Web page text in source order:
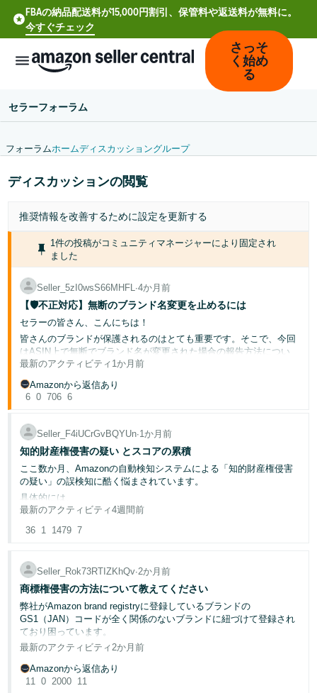
FBAの納品配送料が15,000円割引、保管料や返送料が無料に。
今すぐチェック
日
本
語
文
CN
Deutsch
- DE
Español
- ES
Français
- FR
Italiano
한
국
어
-
KR
本
語
-
JP
English
- JP
グ
さ
っ
そ
く
め
る
さっそ
く始め
る
セラーフォーラム
フォーラムホームディスカッショングループ
ディスカッションの閲覧
推奨情報を改善するために設定を更新する
1件の投稿がコミュニティマネージャーにより固定され
ました
Seller_5zI0wsS66MHFL ∙4か月前
【🛡️不正対応】無断のブランド名変更を止めるには
セラーの皆さん、こんにちは！
皆さんのブランドが保護されるのはとても重要です。そこで、今回
はASIN上で無断でブランド名が変更された場合の報告方法につい
て、シンプルなガイドをご紹介します。
✅このプロセスを利用できる条件
を変更した場合、以下の3つのステップで申し立てを提出してくだ
さい。
商品詳細ページの「 違反を報告」をクリック
「商品詳細ページが別の商品を表すように変更された」を選
ASINを作成した時期や元のブランド名など、役立つ詳細情
報を含める
🚨【重要】このプロセスでは対応できないもの
し立てを行いブランドを復元する必要があります。
ノーブランド品からブランド品への変更
らブランド品への変更はできません。（詳細は
ンド名ポリシーをご確認ください）セラーさまは新しい
ASINを作成する必要があります。
別ブランドへの移行
ASINのブランドを、後から別のブランド名に変更すること
認ください）セラーさまは新しいASINを作成する必要があ
ります。
最新のアクティビティ 1か月前
Amazonから返信あり
6 0 706 6
Seller_F4iUCrGvBQYUn∙1か月前
知的財産権侵害の疑い とスコアの累積
ここ数か月、Amazonの自動検知システムによる「知的財産権侵害
の疑い」の誤検知に酷く悩まされています。
具体的には、
1. メーカー純正の商品であるにもかかわらず、構成パーツの有名ブ
ランド名を仕様欄に記載・画像掲載
「保護対象ブランド名」と混同し、ブランド侵害だと誤認される。
4.
いずれのケースも、メーカー公式のスペック表や過去の解決実績を
提出することで、すべてAmazonさん側も「誤検知（無実）」を認
め、即日〜数時間で【出品回復】および【スコアが200点満点へ復
旧】しています。
最新のアクティビティ4週間前
36 1 1479 7
Seller_Rok73RTIZKhQv∙2か月前
商標権侵害の方法について教えてください
弊社がAmazon brand registryに登録しているブランドの
GS1（JAN）コードが全く関係のないブランドに紐づけて登録され
ており困っています。
明らかな商標権侵害ですし、商品登録の際に5461エラー等でチェッ
同様のケースが起きていたので・・・）、どうやらAmazonでは数
年前まで商品登録時のJANのチェックは行っておらず、第三者が好
最新のアクティビティ2か月前
Amazonから返信あり
11
0 2000 11